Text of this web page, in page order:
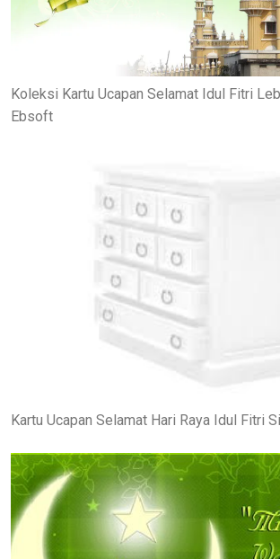
Koleksi Kartu Ucapan Selamat Idul Fitri
Ebsoft
Kartu Ucapan Selamat Hari Raya Idul Fitri